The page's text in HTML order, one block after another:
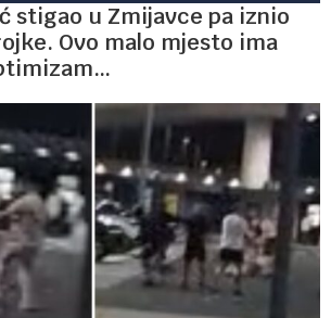
stigao u Zmijavce pa iznio
Ovo malo mjesto ima